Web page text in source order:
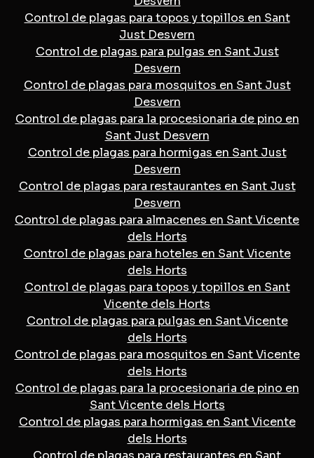
Control de plagas para topos y topillos en Sant
Just Desvern
Control de plagas para pulgas en Sant Just
Desvern
Control de plagas para mosquitos en Sant Just
Desvern
Control de plagas para la procesionaria de pino en
Sant Just Desvern
Control de plagas para hormigas en Sant Just
Desvern
Control de plagas para restaurantes en Sant Just
Desvern
Control de plagas para almacenes en Sant Vicente
dels Horts
Control de plagas para hoteles en Sant Vicente
dels Horts
Control de plagas para topos y topillos en Sant
Vicente dels Horts
Control de plagas para pulgas en Sant Vicente
dels Horts
Control de plagas para mosquitos en Sant Vicente
dels Horts
Control de plagas para la procesionaria de pino en
Sant Vicente dels Horts
Control de plagas para hormigas en Sant Vicente
dels Horts